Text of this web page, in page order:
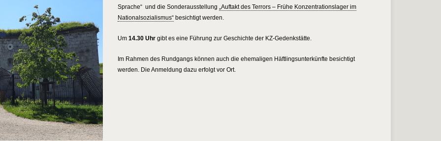
Sprache“ und die Sonderausstellung „Auftakt des Terrors – Frühe Konzentrationslager im
Nationalsozialismus“ besichtigt werden.
Um 14.30 Uhr gibt es eine Führung zur Geschichte der KZ-Gedenkstätte.
Im Rahmen des Rundgangs können auch die ehemaligen Häftlingsunterkünfte besichtigt
werden. Die Anmeldung dazu erfolgt vor Ort.